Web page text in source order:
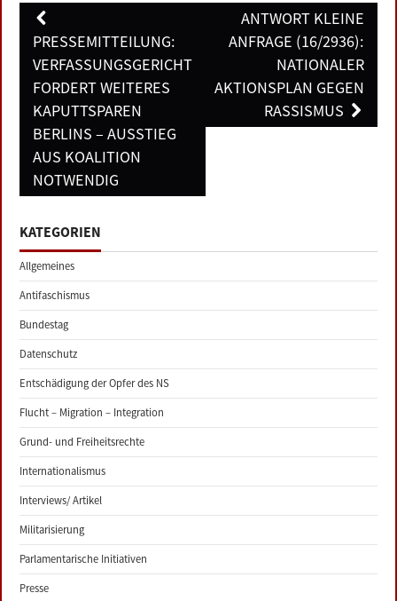
Post
navigation
PRESSEMITTEILUNG:
VERFASSUNGSGERICHT
FORDERT WEITERES
KAPUTTSPAREN
BERLINS – AUSSTIEG
AUS KOALITION
NOTWENDIG
ANTWORT KLEINE
ANFRAGE (16/2936):
NATIONALER
AKTIONSPLAN GEGEN
RASSISMUS
KATEGORIEN
Allgemeines
Antifaschismus
Bundestag
Datenschutz
Entschädigung der Opfer des NS
Flucht – Migration – Integration
Grund- und Freiheitsrechte
Internationalismus
Interviews/ Artikel
Militarisierung
Parlamentarische Initiativen
Presse